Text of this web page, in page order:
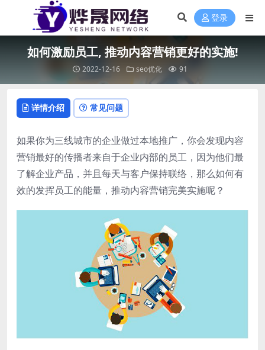
登录
如何激励员工, 推动内容营销更好的实施!
2022-12-16 seo优化 91
详情介绍 常见问题
如果你为三线城市的企业做过本地推广，你会发现内容
营销最好的传播者来自于企业内部的员工，因为他们最
了解企业产品，并且每天与客户保持联络，那么如何有
效的发挥员工的能量，推动内容营销完美实施呢？